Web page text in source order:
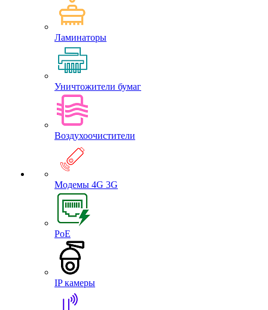
Ламинаторы
Уничтожители бумаг
Воздухоочистители
Модемы 4G 3G
PoE
IP камеры